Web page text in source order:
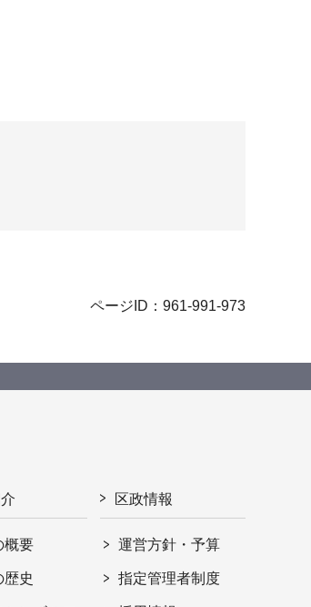
ページID：961-991-973
概要
歴史
区政情報
運営方針・予算
指定管理者制度